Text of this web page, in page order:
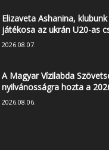
Elizaveta Ashanina,
játékosa az ukrán U20-as
2026.08.07.
A Magyar Vízilabda
nyilvánosságra hozta a
2026.08.06.